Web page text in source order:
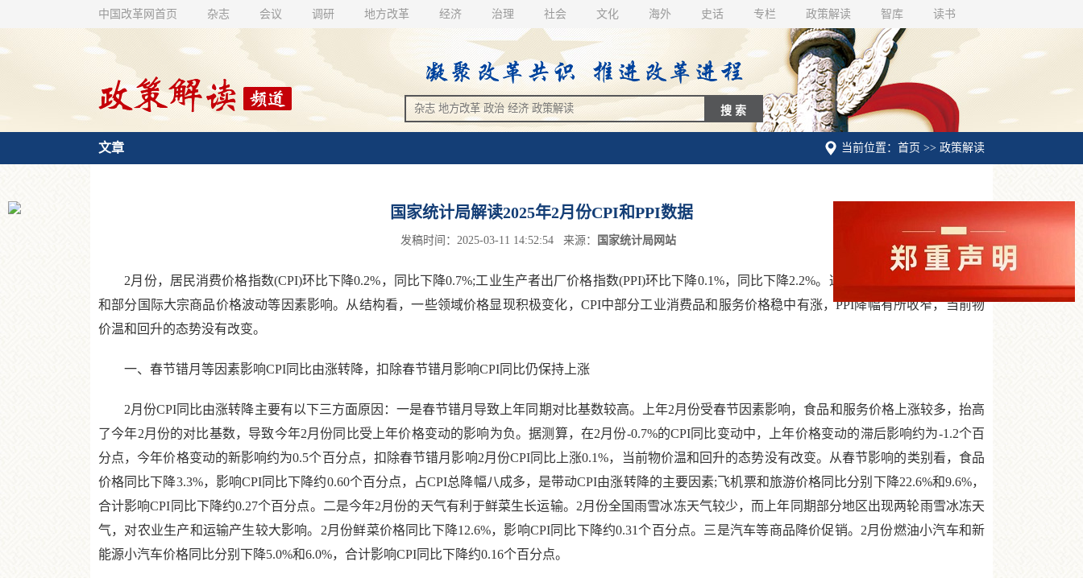
中国改革网首页 杂志 会议 调研 地方改革 经济 治理 社会 文化 海外 史话 专栏 政策解读 智库 读书
当前位置：首页 >> 政策解读
文章
国家统计局解读2025年2月份CPI和PPI数据
发稿时间：2025-03-11 14:52:54 来源： 国家统计局网站
2月份，居民消费价格指数(CPI)环比下降0.2%，同比下降0.7%;工业生产者出厂价格指数(PPI)环比下降0.1%，同比下降2.2%。这主要是受春节错月、假期
和部分国际大宗商品价格波动等因素影响。从结构看，一些领域价格显现积极变化，CPI中部分工业消费品和服务价格稳中有涨，PPI降幅有所收窄，当前物
价温和回升的态势没有改变。
一、春节错月等因素影响CPI同比由涨转降，扣除春节错月影响CPI同比仍保持上涨
2月份CPI同比由涨转降主要有以下三方面原因：一是春节错月导致上年同期对比基数较高。上年2月份受春节因素影响，食品和服务价格上涨较多，抬高
了今年2月份的对比基数，导致今年2月份同比受上年价格变动的影响为负。据测算，在2月份-0.7%的CPI同比变动中，上年价格变动的滞后影响约为-1.2个百
分点，今年价格变动的新影响约为0.5个百分点，扣除春节错月影响2月份CPI同比上涨0.1%，当前物价温和回升的态势没有改变。从春节影响的类别看，食品
价格同比下降3.3%，影响CPI同比下降约0.60个百分点，占CPI总降幅八成多，是带动CPI由涨转降的主要因素;飞机票和旅游价格同比分别下降22.6%和9.6%，
合计影响CPI同比下降约0.27个百分点。二是今年2月份的天气有利于鲜菜生长运输。2月份全国雨雪冰冻天气较少，而上年同期部分地区出现两轮雨雪冰冻天
气，对农业生产和运输产生较大影响。2月份鲜菜价格同比下降12.6%，影响CPI同比下降约0.31个百分点。三是汽车等商品降价促销。2月份燃油小汽车和新
能源小汽车价格同比分别下降5.0%和6.0%，合计影响CPI同比下降约0.16个百分点。